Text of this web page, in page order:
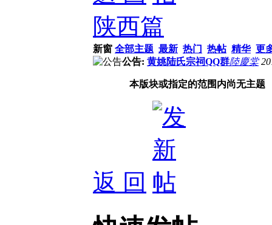
陕西篇
新窗 全部主题 最新 热门 热帖 精华 更
公告: 黄姚陆氏宗祠QQ群陸慶棠
本版块或指定的范围内尚无主题
返 回